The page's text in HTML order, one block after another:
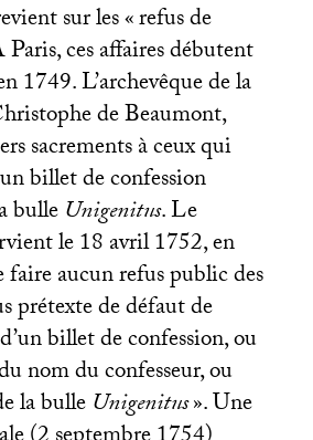
sur les «refus de
Paris, ces affaires débutent
1749. L’archevêque de la
de Beaumont,
sacrements à ceux qui
billet de confession
bulleUnigenitus. Le
le 18 avril 1752, en
faire aucun refus public des
prétexte de défaut de
billet de confession, ou
nom du confesseur, ou
la bulleUnigenitus». Une